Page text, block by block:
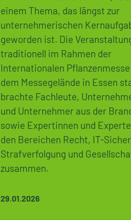
einem Thema, das längst zur
unternehmerischen
geworden ist. Die
traditionell im Rahmen der
Internationalen Pflanzenmesse
dem Messegelände in Essen
brachte Fachleute,
und Unternehmer aus der
sowie Expertinnen und
den Bereichen Recht, IT-
Strafverfolgung und
zusammen.
29.01.2026